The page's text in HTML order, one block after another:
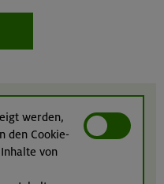
werden,
den Cookie-
von